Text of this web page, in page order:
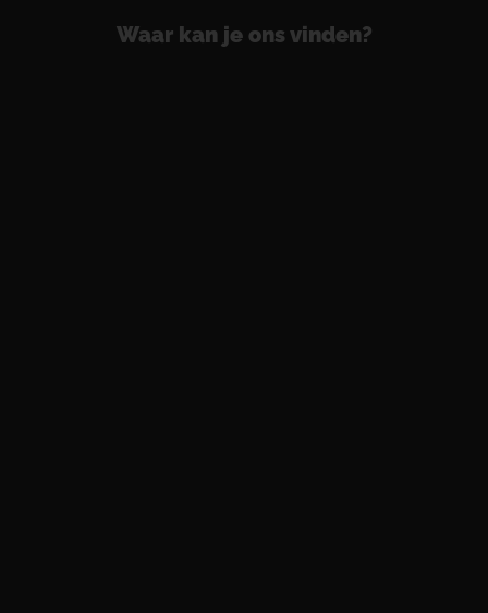
Waar kan je ons vinden?